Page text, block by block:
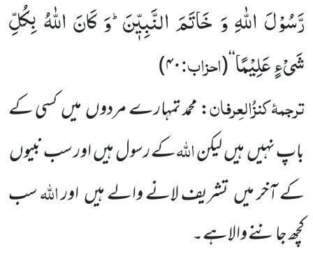
رَّسُوْلَ اللّٰهِ وَ خَاتَمَ النَّبِیّٖنَؕ-وَ كَانَ اللّٰهُ بِكُلِّ
شَیْءٍ عَلِیْمًا‘‘(احزاب:۴۰)
ترجمۂکنزُالعِرفان: محمد تمہارے مردوں میں کسی کے
باپ نہیں ہیں لیکناللہکے رسول ہیں اور سب نبیوں
کے آخر میں تشریف لانے والے ہیں اوراللہسب
کچھ جاننے والاہے۔